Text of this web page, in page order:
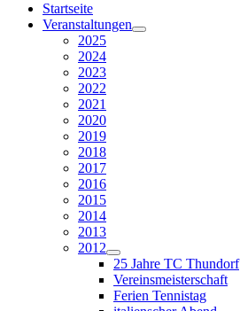
Startseite
Veranstaltungen
2025
2024
2023
2022
2021
2020
2019
2018
2017
2016
2015
2014
2013
2012
25 Jahre TC Thundorf
Vereinsmeisterschaft
Ferien Tennistag